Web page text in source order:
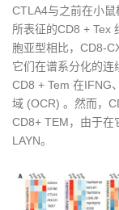
CTLA4与之前在小
所表征的CD8 + Tex
胞亚型相比，CD8-
它们在谱系分化的连
CD8 + Tem 在IFNG
域 (OCR) 。然而，
CD8+ TEM，由于在
LAYN。